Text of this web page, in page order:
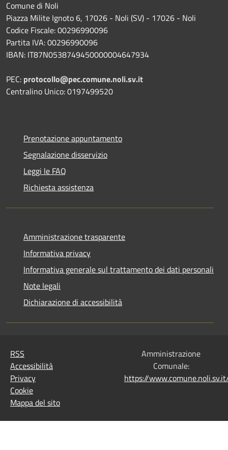
Comune di Noli
Piazza Milite Ignoto 6, 17026 - Noli (SV) - 17026 - Noli
Codice Fiscale: 00296990096
Partita IVA: 00296990096
IBAN: IT87N0538749450000004647934
PEC: protocollo@pec.comune.noli.sv.it
Centralino Unico: 0197499520
Prenotazione appuntamento
Segnalazione disservizio
Leggi le FAQ
Richiesta assistenza
Amministrazione trasparente
Informativa privacy
Informativa generale sul trattamento dei dati personali
Note legali
Dichiarazione di accessibilità
RSS
Accessibilità
Privacy
Cookie
Mappa del sito
Amministrazione
Comunale:
https://